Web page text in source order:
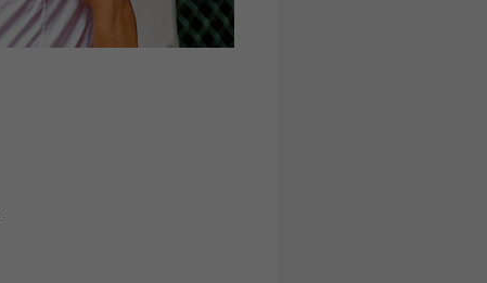
Einstellungen, falls der
dies eingestellt hat.